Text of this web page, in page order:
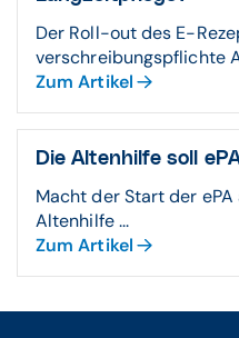
Der Roll-out des E-
verschreibungspflichte
Zum Artikel
Die Altenhilfe soll
Macht der Start der
Altenhilfe ...
Zum Artikel